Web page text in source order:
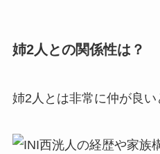
姉2人との関係性は？
姉2人とは非常に仲が良い